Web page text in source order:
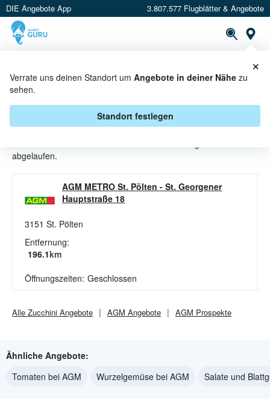
DIE Angebote App 3.807.577 Flugblätter & Angebote
Verrate uns deinen Standort um Angebote in deiner Nähe zu
sehen.
Standort festlegen
×
ZUCCHINI ANGEBOTE &
AKTIONEN BEI AGM
abgelaufen.
AGM METRO St. Pölten - St. Georgener
Hauptstraße 18
3151 St. Pölten
Entfernung:
196.1km
Öffnungszeiten: Geschlossen
Alle Zucchini Angebote AGM Angebote AGM Prospekte
Ähnliche Angebote:
Tomaten bei AGM
Wurzelgemüse bei AGM Salate und